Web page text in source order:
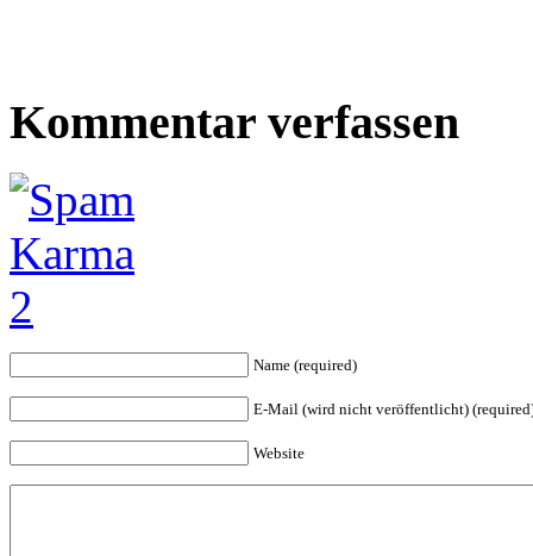
Kommentar verfassen
Name (required)
E-Mail (wird nicht veröffentlicht)
Website